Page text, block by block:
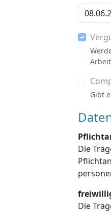
Gibt
Die
Pflichtangaben enthalten sind, die
Die